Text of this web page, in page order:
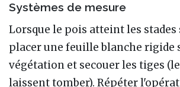
Systèmes de mesure
Lorsque le pois atteint les stades
placer une feuille blanche rigide
végétation et secouer les tiges
laissent tomber). Répéter